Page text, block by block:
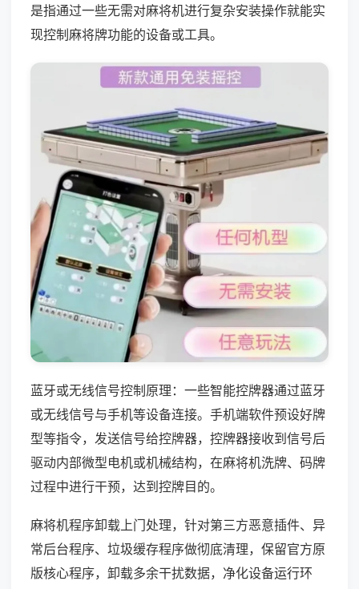
是指通过一些无需对麻将机进行复杂安装操作就能实
现控制麻将牌功能的设备或工具。
蓝牙或无线信号控制原理：一些智能控牌器通过蓝牙
或无线信号与手机等设备连接。手机端软件预设好牌
型等指令，发送信号给控牌器，控牌器接收到信号后
驱动内部微型电机或机械结构，在麻将机洗牌、码牌
过程中进行干预，达到控牌目的。
麻将机程序卸载上门处理，针对第三方恶意插件、异
常后台程序、垃圾缓存程序做彻底清理，保留官方原
版核心程序，卸载多余干扰数据，净化设备运行环